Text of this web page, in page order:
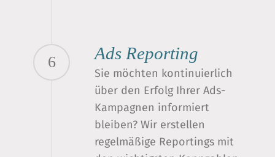
6 Ads Reporting
Sie möchten kontinuierlich
über den Erfolg Ihrer Ads-
Kampagnen informiert
bleiben? Wir erstellen
regelmäßige Reportings mit